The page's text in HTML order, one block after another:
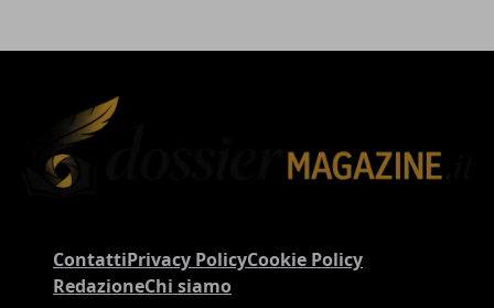
ContattiPrivacy PolicyCookie Policy
RedazioneChi siamo